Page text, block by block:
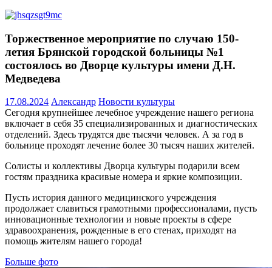
Торжественное мероприятие по случаю 150-
летия Брянской городской больницы №1
состоялось во Дворце культуры имени Д.Н.
Медведева
17.08.2024 Александр Новости культуры
Сегодня крупнейшее лечебное учреждение нашего региона
включает в себя 35 специализированных и диагностических
отделений. Здесь трудятся две тысячи человек. А за год в
больнице проходят лечение более 30 тысяч наших жителей.
Солисты и коллективы Дворца культуры подарили всем
гостям праздника красивые номера и яркие композиции.
Пусть история данного медицинского учреждения
продолжает славиться грамотными профессионалами, пусть
инновационные технологии и новые проекты в сфере
здравоохранения, рожденные в его стенах, приходят на
помощь жителям нашего города!
Больше фото